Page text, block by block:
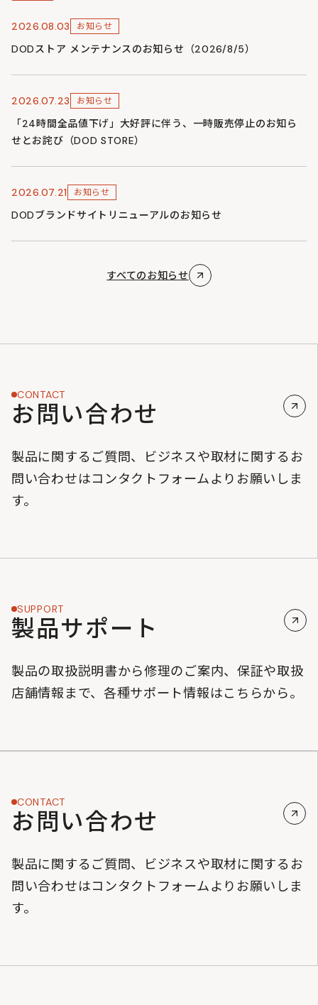
2026.08.03 お知らせ
DODストア メンテナンスのお知らせ（2026/8/5）
2026.07.23 お知らせ
「24時間全品値下げ」大好評に伴う、一時販売停止のお知ら
せとお詫び（DOD STORE）
2026.07.21 お知らせ
DODブランドサイトリニューアルのお知らせ
すべてのお知らせ
CONTACT
お問い合わせ
製品に関するご質問、ビジネスや取材に関するお
問い合わせはコンタクトフォームよりお願いしま
す。
SUPPORT
製品サポート
製品の取扱説明書から修理のご案内、保証や取扱
店舗情報まで、各種サポート情報はこちらから。
CONTACT
お問い合わせ
製品に関するご質問、ビジネスや取材に関するお
問い合わせはコンタクトフォームよりお願いしま
す。